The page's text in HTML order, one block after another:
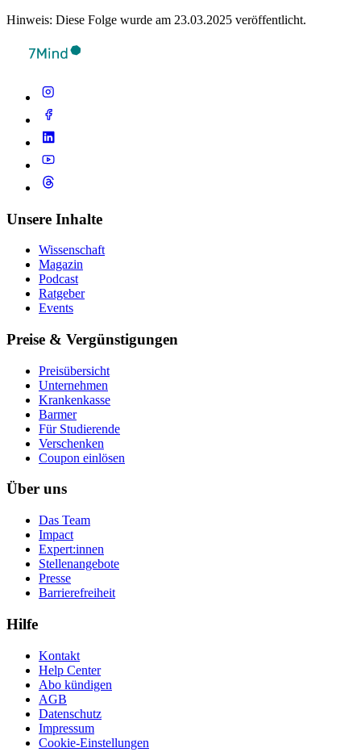
Hinweis: Diese Folge wurde am 23.03.2025 veröffentlicht.
Unsere Inhalte
Wissenschaft
Magazin
Podcast
Ratgeber
Events
Preise & Vergünstigungen
Preisübersicht
Unternehmen
Krankenkasse
Barmer
Für Studierende
Ver­schen­ken
Coupon einlösen
Über uns
Das Team
Impact
Expert:innen
Stellenangebote
Presse
Barrierefreiheit
Hilfe
Kontakt
Help Center
Abo kündigen
AGB
Datenschutz
Impressum
Cookie-Einstellungen